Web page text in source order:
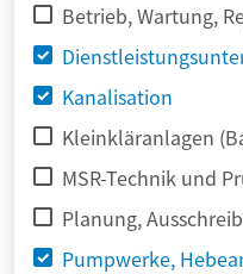
Betrieb, Wartung,
Kanalisation
Kleinkläranlagen
MSR-Technik und
Planung,
Pumpwerke,